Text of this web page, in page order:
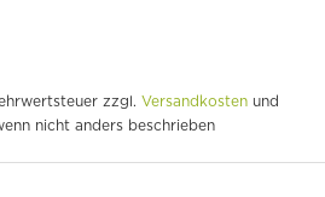
zzgl. Versandkosten und
nicht anders beschrieben